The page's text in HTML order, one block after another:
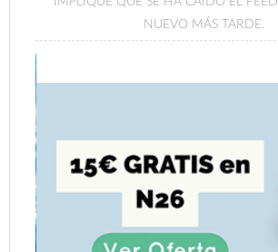
NUEVO MÁS TARDE.